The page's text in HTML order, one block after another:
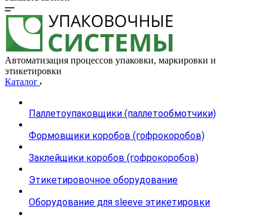
Автоматизация процессов упаковки, маркировки и
этикетировки
Каталог
Паллетоупаковщики (паллетообмотчики)
Формовщики коробов (гофрокоробов)
Заклейщики коробов (гофрокоробов)
Этикетировочное оборудование
Оборудование для sleeve этикетировки